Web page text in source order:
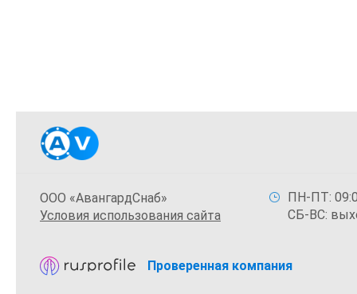
ООО «АвангардСнаб»
Условия использования сайта
ПН-ПТ:
СБ-ВС:
Проверенная компания